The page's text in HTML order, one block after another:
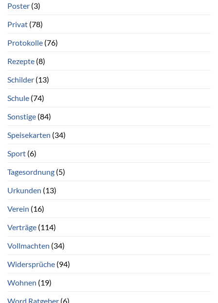
Poster (3)
Privat (78)
Protokolle (76)
Rezepte (8)
Schilder (13)
Schule (74)
Sonstige (84)
Speisekarten (34)
Sport (6)
Tagesordnung (5)
Urkunden (13)
Verein (16)
Verträge (114)
Vollmachten (34)
Widersprüche (94)
Wohnen (19)
Word Ratgeber (6)